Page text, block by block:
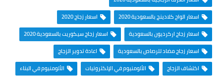
اسعار الواح كلادينج بالسعودية 2020
اسعار زجاج 2020
اسعار زجاج اركرديون بالسعودية
اسعار زجاج سيكوريت بالسعودية 2020
اسعار زجاج مضاد للرصاص بالسعودية
اعادة تدوير الزجاج
اكتشاف الزجاج
الألومنيوم في الإلكترونيات
الألومنيوم في البناء